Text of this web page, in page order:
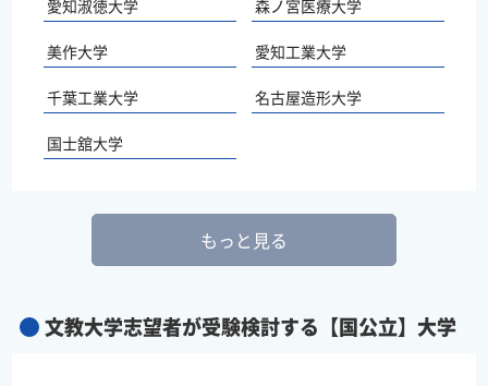
愛知淑徳大学 森ノ宮医療大学
美作大学 愛知工業大学
千葉工業大学 名古屋造形大学
国士舘大学
もっと見る
文教大学志望者が受験検討する【国公立】大学